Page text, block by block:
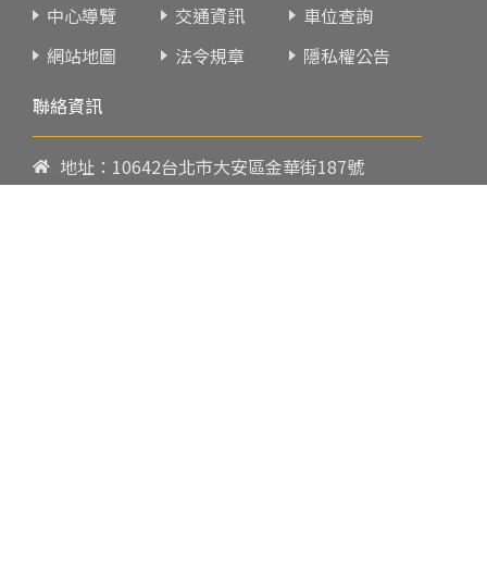
中心導覽
交通資訊
車位查詢
網站地圖
法令規章
隱私權公告
聯絡資訊
地址：10642台北市大安區金華街187號